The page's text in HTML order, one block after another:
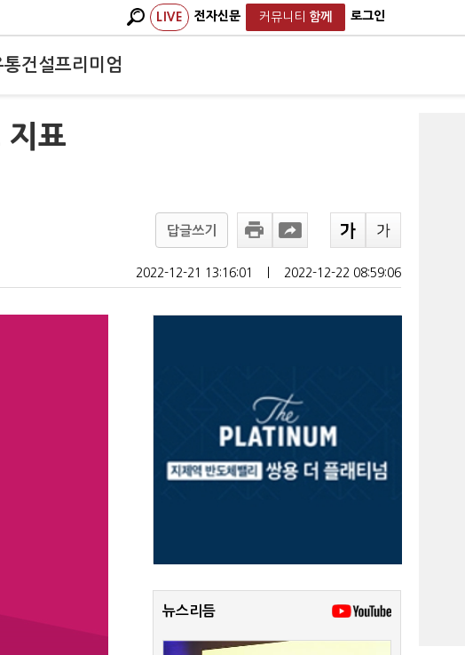
LIVE 전자신문 커뮤니티 함께 로그인
통건설프리미엄
지표
답글쓰기
2022-12-21 13:16:01 2022-12-22 08:59:06
뉴스리듬